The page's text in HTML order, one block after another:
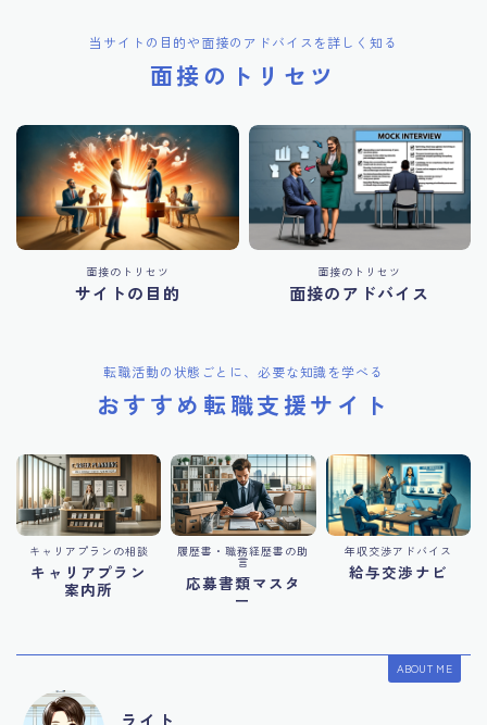
当サイトの目的や面接のアドバイスを詳しく知る
面接のトリセツ
面接のトリセツ
サイトの目的
面接のトリセツ
面接のアドバイス
転職活動の状態ごとに、必要な知識を学べる
おすすめ転職支援サイト
キャリアプランの相談
キャリアプラン
案内所
履歴書・職務経歴書の助
言
応募書類マスタ
ー
年収交渉アドバイス
給与交渉ナビ
ABOUT ME
ライト